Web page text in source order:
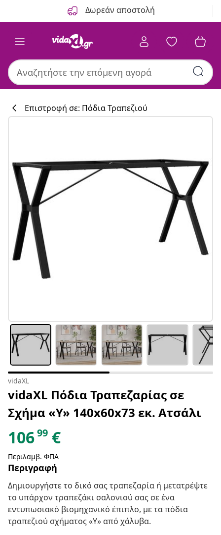
Δωρεάν αποστολή
#sharemevidaxl
Επιστροφή σε: Πόδια Τραπεζιού
vidaXL
vidaXL Πόδια Τραπεζαρίας σε
Σχήμα «Y» 140x60x73 εκ. Ατσάλι
10699 €
Περιλαμβ. ΦΠΑ
Περιγραφή
Δημιουργήστε το δικό σας τραπεζαρία ή μετατρέψτε
το υπάρχον τραπεζάκι σαλονιού σας σε ένα
εντυπωσιακό βιομηχανικό έπιπλο, με τα πόδια
τραπεζιού σχήματος «Υ» από χάλυβα.